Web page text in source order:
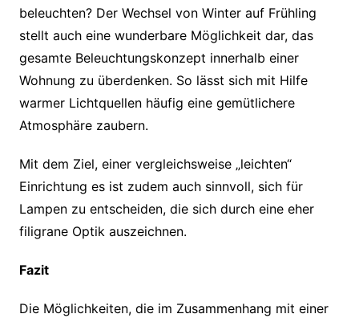
beleuchten? Der Wechsel von Winter auf Frühling
stellt auch eine wunderbare Möglichkeit dar, das
gesamte Beleuchtungskonzept innerhalb einer
Wohnung zu überdenken. So lässt sich mit Hilfe
warmer Lichtquellen häufig eine gemütlichere
Atmosphäre zaubern.
Mit dem Ziel, einer vergleichsweise „leichten“
Einrichtung es ist zudem auch sinnvoll, sich für
Lampen zu entscheiden, die sich durch eine eher
filigrane Optik auszeichnen.
Fazit
Die Möglichkeiten, die im Zusammenhang mit einer